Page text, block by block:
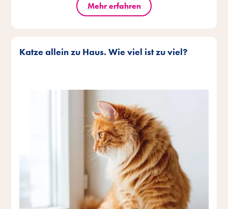
Mehr erfahren
Katze allein zu Haus. Wie viel ist zu viel?